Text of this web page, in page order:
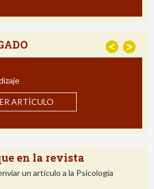
< >
ARTÍCULO
en la revista
un articulo a la Psicología